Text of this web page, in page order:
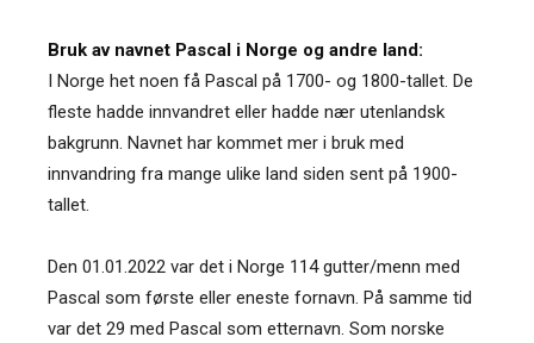
Bruk av navnet Pascal i Norge og andre land:
I Norge het noen få Pascal på 1700- og 1800-tallet. De
fleste hadde innvandret eller hadde nær utenlandsk
bakgrunn. Navnet har kommet mer i bruk med
innvandring fra mange ulike land siden sent på 1900-
tallet.
Den 01.01.2022 var det i Norge 114 gutter/menn med
Pascal som første eller eneste fornavn. På samme tid
var det 29 med Pascal som etternavn. Som norske